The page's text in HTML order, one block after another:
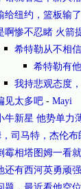
给纽约，篮板输
啊惨不忍睹 火箭
希特勒从不相
希特勒有
我持悲观态度
见太多吧 - Mayi
牛新星 他势单力
司马特，杰伦布
霉相塔图姆一看
还有西河英勇顽